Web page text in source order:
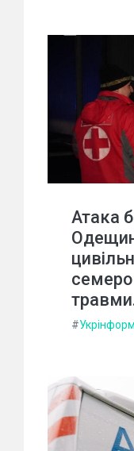
Атака
#Укрінформ